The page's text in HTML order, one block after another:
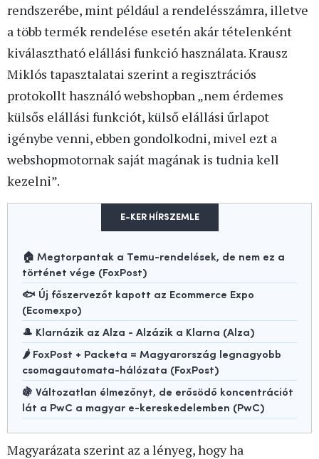
rendszerébe, mint például a rendelésszámra, illetve
a több termék rendelése esetén akár tételenként
kiválasztható elállási funkció használata. Krausz
Miklós tapasztalatai szerint a regisztrációs
protokollt használó webshopban „nem érdemes
külsős elállási funkciót, külső elállási űrlapot
igénybe venni, ebben gondolkodni, mivel ezt a
webshopmotornak saját magának is tudnia kell
kezelni”.
E-KER HÍRSZEMLE
🏠 Megtorpantak a Temu-rendelések, de nem ez a
történet vége (FoxPost)
🐟 Új főszervezőt kapott az Ecommerce Expo
(Ecomexpo)
🎩 Klarnázik az Alza - Alzázik a Klarna (Alza)
🌶️ FoxPost + Packeta = Magyarország legnagyobb
csomagautomata-hálózata (FoxPost)
🍇 Változatlan élmezőnyt, de erősödő koncentrációt
lát a PwC a magyar e-kereskedelemben (PwC)
Magyarázata szerint az a lényeg, hogy ha